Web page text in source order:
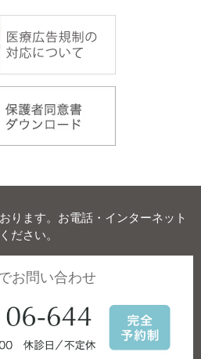
ります。お電話・インターネット
ださい。
お問い合わせ